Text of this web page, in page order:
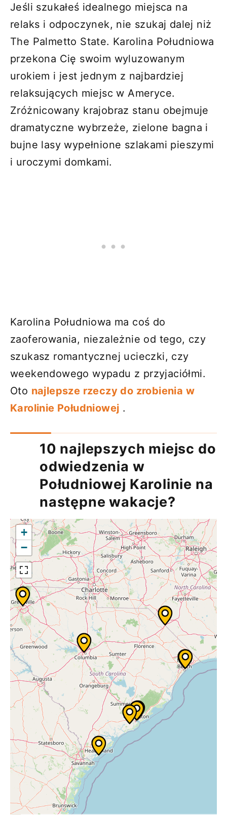
Jeśli szukałeś idealnego miejsca na
relaks i odpoczynek, nie szukaj dalej niż
The Palmetto State. Karolina Południowa
przekona Cię swoim wyluzowanym
urokiem i jest jednym z najbardziej
relaksujących miejsc w Ameryce.
Zróżnicowany krajobraz stanu obejmuje
dramatyczne wybrzeże, zielone bagna i
bujne lasy wypełnione szlakami pieszymi
i uroczymi domkami.
Karolina Południowa ma coś do
zaoferowania, niezależnie od tego, czy
szukasz romantycznej ucieczki, czy
weekendowego wypadu z przyjaciółmi.
Oto najlepsze rzeczy do zrobienia w
Karolinie Południowej .
10 najlepszych miejsc do
odwiedzenia w
Południowej Karolinie na
następne wakacje?
+
−